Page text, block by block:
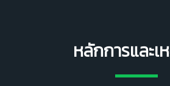
หลักการและเ